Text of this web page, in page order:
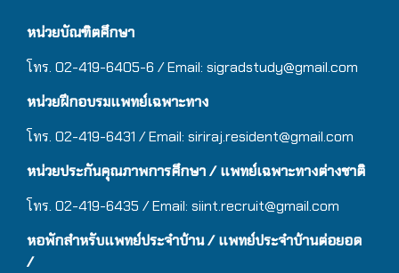
หน่วยบัณฑิตศึกษา
โทร. 02-419-6405-6 / Email: sigradstudy@gmail.com
หน่วยฝึกอบรมแพทย์เฉพาะทาง
โทร. 02-419-6431 / Email: siriraj.resident@gmail.com
หน่วยประกันคุณภาพการศึกษา / แพทย์เฉพาะทางต่างชาติ
โทร. 02-419-6435 / Email: siint.recruit@gmail.com
หอพักสำหรับแพทย์ประจำบ้าน/ แพทย์ประจำบ้านต่อยอด
/